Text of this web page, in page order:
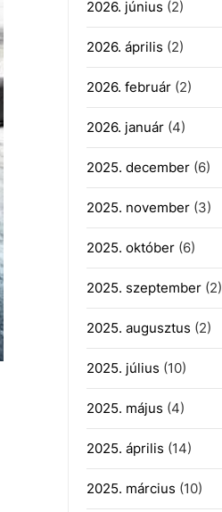
2026. június (2)
2026. április (2)
2026. február(2)
2026. január(4)
2025. december(6)
2025. november(3)
2025. október(6)
2025. szeptember(2)
2025. augusztus (2)
2025. július (10)
2025. május (4)
2025. április (14)
2025. március (10)